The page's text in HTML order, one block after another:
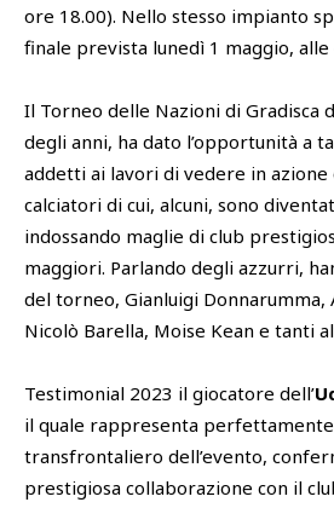
ore 18.00). Nello stesso impianto
finale prevista lunedì 1 maggio, alle
Il Torneo delle Nazioni di Gradisca
degli anni, ha dato l’opportunità a
addetti ai lavori di vedere in
calciatori di cui, alcuni, sono
indossando maglie di club
maggiori. Parlando degli azzurri,
del torneo, Gianluigi Donnarumma,
Nicolò Barella, Moise Kean e tanti
Testimonial 2023 il giocatore dell’
il quale rappresenta
transfrontaliero dell’evento,
prestigiosa collaborazione con il